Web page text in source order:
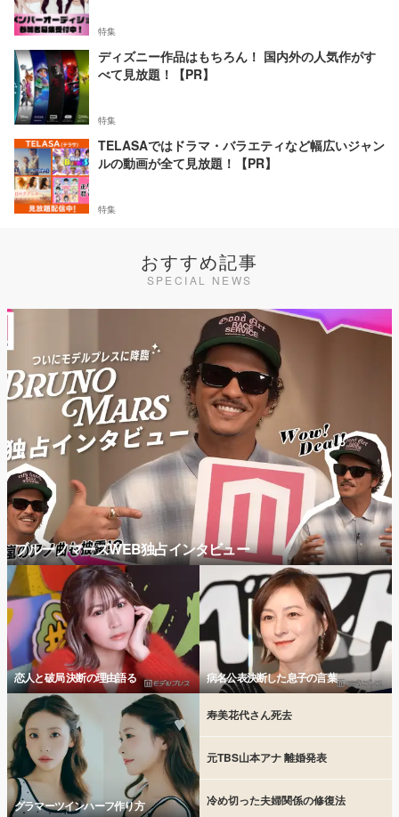
特集
ディズニー作品はもちろん！ 国内外の人気作がす
べて見放題！【PR】
特集
TELASAではドラマ・バラエティなど幅広いジャン
ルの動画が全て見放題！【PR】
特集
おすすめ記事
SPECIAL NEWS
ブルーノマーズWEB独占インタビュー
恋人と破局 決断の理由語る 病名公表決断した息子の言葉
グラマーツインハーフ作り方
寿美花代さん死去
元TBS山本アナ 離婚発表
冷め切った夫婦関係の修復法